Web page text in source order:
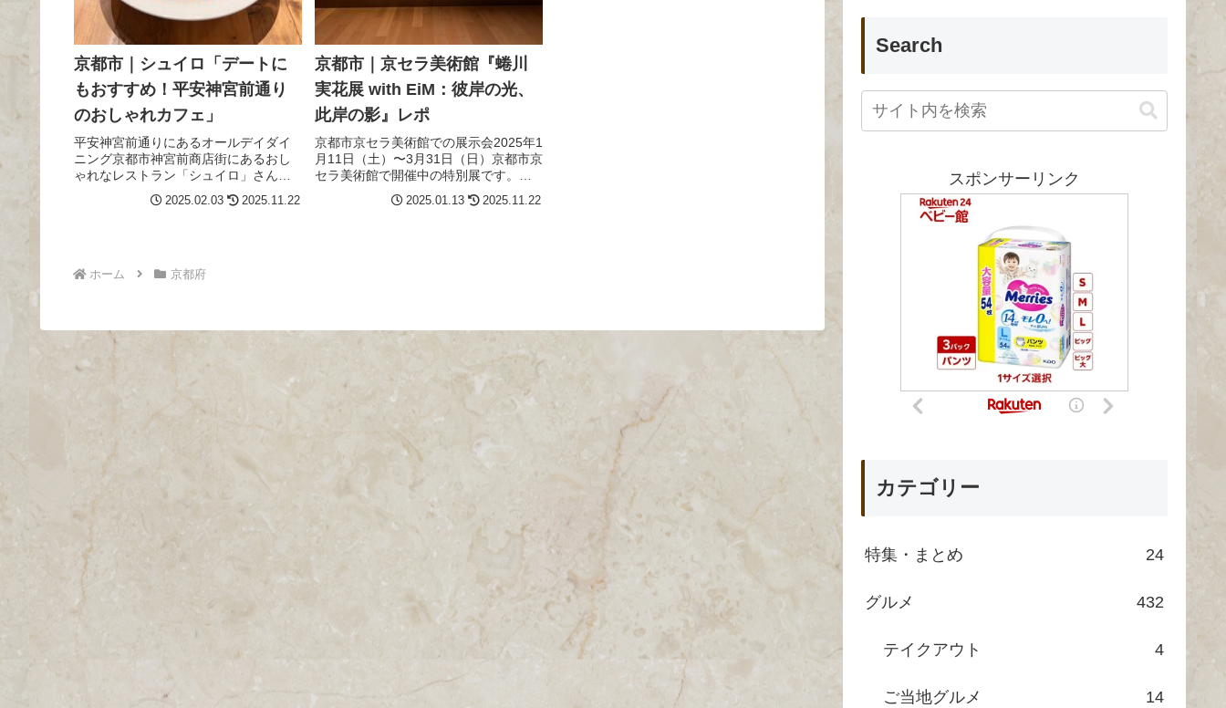
京都市｜シュイロ「デートに
もおすすめ！平安神宮前通り
のおしゃれカフェ」
平安神宮前通りにあるオールデイダイ
ニング京都市神宮前商店街にあるおし
ゃれなレストラン「シュイロ」さん。
たまごのオールデイダイニングとライ
フスタイル雑貨のお店。うちゅうの夜
2025.02.03 2025.11.22
京都市｜京セラ美術館『蜷川
実花展 with EiM：彼岸の光、
此岸の影』レポ
京都市京セラ美術館での展示会2025年1
月11日（土）〜3月31日（日）京都市京
セラ美術館で開催中の特別展です。蜷
川実花さん史上、関西最大規模の展覧
会になります。早速2日目に行ってきま
2025.01.13 2025.11.22
ホーム 京都府
Search
スポンサーリンク
カテゴリー
特集・まとめ 24
グルメ 432
テイクアウト 4
ご当地グルメ 14